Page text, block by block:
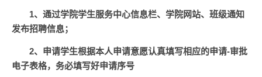
1、通过学院学生服务中心信息栏、学院网站、班级通知
发布招聘信息；
2、申请学生根据本人申请意愿认真填写相应的申请-审批
电子表格，务必填写好申请序号